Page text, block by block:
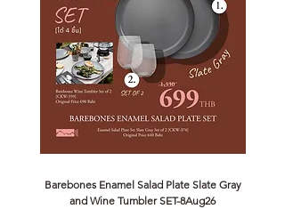
Barebones Enamel Salad Plate Slate Gray
and Wine Tumbler SET-8Aug26